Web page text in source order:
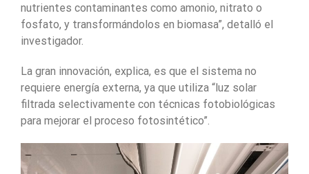
nutrientes contaminantes como amonio, nitrato o
fosfato, y transformándolos en biomasa”, detalló el
investigador.
La gran innovación, explica, es que el sistema no
requiere energía externa, ya que utiliza “luz solar
filtrada selectivamente con técnicas fotobiológicas
para mejorar el proceso fotosintético”.